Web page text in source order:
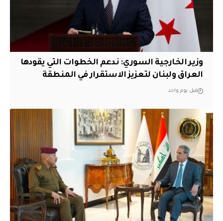
وزير الخارجية السوري: ندعم الخطوات التي يقودها
العراق ولبنان لتعزيز الاستقرار في المنطقة
قبل يوم واحد